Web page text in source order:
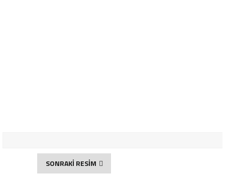
SONRAKİ RESİM